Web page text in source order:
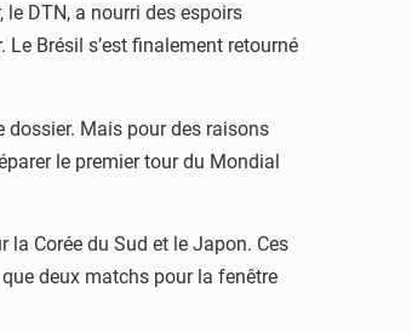
DTN, a nourri des espoirs
Brésil s’est finalement retourné
dossier. Mais pour des raisons
le premier tour du Mondial
Corée du Sud et le Japon. Ces
deux matchs pour la fenêtre